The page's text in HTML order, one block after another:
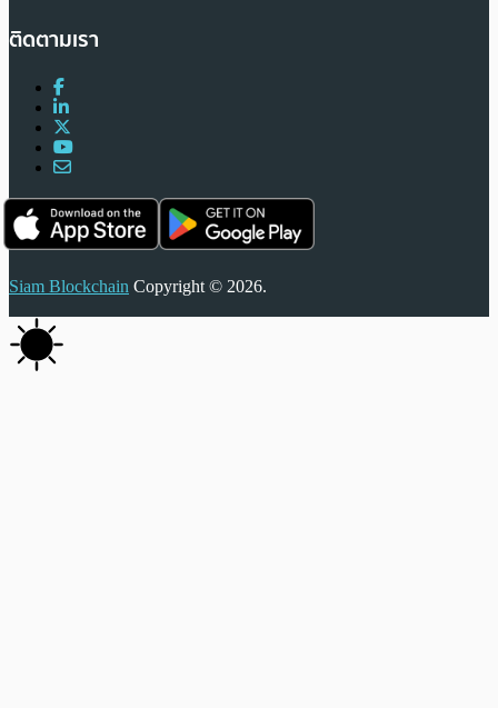
ติดตามเรา
Siam Blockchain Copyright © 2026.